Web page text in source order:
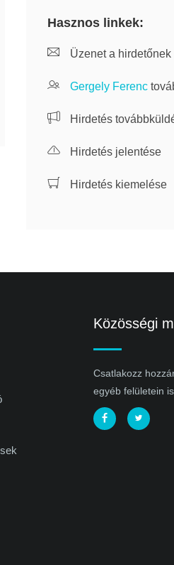
Hasznos linkek:
Üzenet a hirdetőnek
Gergely Ferenc
Hirdetés
Hirdetés jelentése
Hirdetés kiemelése
Közösségi
Csatlakozz
egyéb felületein